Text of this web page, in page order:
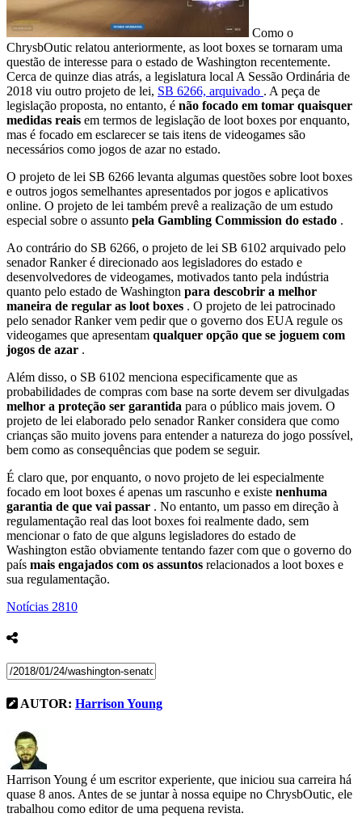
Como o
ChrysbOutic relatou anteriormente, as loot boxes se tornaram uma
questão de interesse para o estado de Washington recentemente.
Cerca de quinze dias atrás, a legislatura local A Sessão Ordinária de
2018 viu outro projeto de lei, SB 6266, arquivado . A peça de
legislação proposta, no entanto, é não focado em tomar quaisquer
medidas reais em termos de legislação de loot boxes por enquanto,
mas é focado em esclarecer se tais itens de videogames são
necessários como jogos de azar no estado.
O projeto de lei SB 6266 levanta algumas questões sobre loot boxes
e outros jogos semelhantes apresentados por jogos e aplicativos
online. O projeto de lei também prevê a realização de um estudo
especial sobre o assunto pela Gambling Commission do estado .
Ao contrário do SB 6266, o projeto de lei SB 6102 arquivado pelo
senador Ranker é direcionado aos legisladores do estado e
desenvolvedores de videogames, motivados tanto pela indústria
quanto pelo estado de Washington para descobrir a melhor
maneira de regular as loot boxes . O projeto de lei patrocinado
pelo senador Ranker vem pedir que o governo dos EUA regule os
videogames que apresentam qualquer opção que se joguem com
jogos de azar .
Além disso, o SB 6102 menciona especificamente que as
probabilidades de compras com base na sorte devem ser divulgadas
melhor a proteção ser garantida para o público mais jovem. O
projeto de lei elaborado pelo senador Ranker considera que como
crianças são muito jovens para entender a natureza do jogo possível,
bem como as consequências que podem se seguir.
É claro que, por enquanto, o novo projeto de lei especialmente
focado em loot boxes é apenas um rascunho e existe nenhuma
garantia de que vai passar . No entanto, um passo em direção à
regulamentação real das loot boxes foi realmente dado, sem
mencionar o fato de que alguns legisladores do estado de
Washington estão obviamente tentando fazer com que o governo do
país mais engajados com os assuntos relacionados a loot boxes e
sua regulamentação.
Notícias 2810
AUTOR: Harrison Young
Harrison Young é um escritor experiente, que iniciou sua carreira há
quase 8 anos. Antes de se juntar à nossa equipe no ChrysbOutic, ele
trabalhou como editor de uma pequena revista.